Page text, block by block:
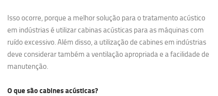
Isso ocorre, porque a melhor solução para o tratamento acústico
em indústrias é utilizar cabinas acústicas para as máquinas com
ruído excessivo. Além disso, a utilização de cabines em indústrias
deve considerar também a ventilação apropriada e a facilidade de
manutenção.
O que são cabines acústicas?